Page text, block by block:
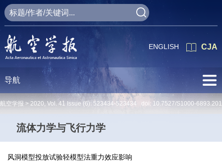
CJA
ENGLISH
导航
航空学报 > 2020, Vol. 41 Issue (6): 523434-523434 doi: 10.7527/S1000-
流体力学与飞行力学
风洞模型投放试验轻模型法重力效应影响